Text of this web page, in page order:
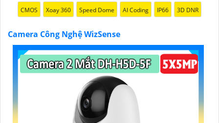
CMOS Xoay 360 Speed Dome AI Coding IP66 3D DNR
Camera Công Nghệ WizSense